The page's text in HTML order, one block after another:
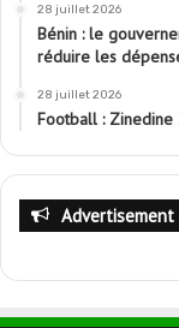
28 juillet 2026
Bénin : le
réduire les
28 juillet 2026
Football : Zinedine
Advertisement